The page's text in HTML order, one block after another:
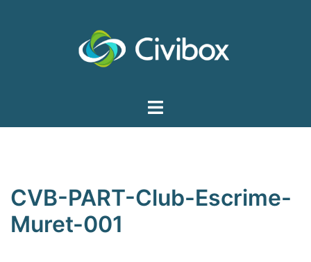
Ouvrir/fermer
CVB-PART-Club-Escrime-
Muret-001